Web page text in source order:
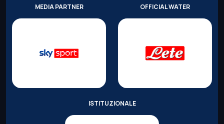
MEDIA PARTNER OFFICIAL WATER
ISTITUZIONALE